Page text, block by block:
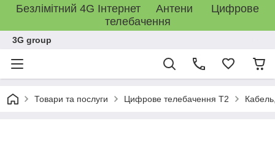
Безлімітний 4G Інтернет Антени Цифрове
телебачення
3G group
Товари та послуги Цифрове телебачення T2